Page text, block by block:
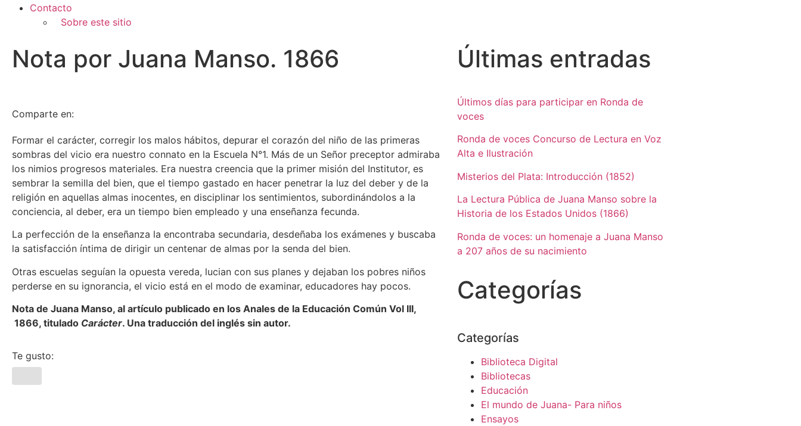
Contacto
Sobre este sitio
Nota por Juana Manso. 1866
Comparte en:
Formar el carácter, corregir los malos hábitos, depurar el corazón del niño de las primeras
sombras del vicio era nuestro connato en la Εscuela Ν°1. Μás de un Señor preceptor admiraba
los nimios progresos materiales. Εra nuestra creencia que la primer misión del Institutor, es
sembrar la semilla del bien, que el tiempo gastado en hacer penetrar la luz del deber y de la
religión en aquellas almas inocentes, en disciplinar los sentimientos, subordinándolos a la
conciencia, al deber, era un tiempo bien empleado y una enseñanza fecunda.
La perfección de la enseñanza la encontraba secundaria, desdeñaba los exámenes y buscaba
la satisfacción íntima de dirigir un centenar de almas por la senda del bien.
Οtras escuelas seguían la opuesta vereda, lucian con sus planes y dejaban los pobres niños
perderse en su ignorancia, el vicio está en el modo de examinar, educadores hay pocos.
Nota de Juana Manso, al artículo publicado en los Anales de la Educación Común Vol III,
1866, titulado Carácter. Una traducción del inglés sin autor.
Te gusto:
Últimas entradas
Últimos días para participar en Ronda de
voces
Ronda de voces Concurso de Lectura en Voz
Alta e Ilustración
Misterios del Plata: Introducción (1852)
La Lectura Pública de Juana Manso sobre la
Historia de los Estados Unidos (1866)
Ronda de voces: un homenaje a Juana Manso
a 207 años de su nacimiento
Categorías
Categorías
Biblioteca Digital
Bibliotecas
Educación
El mundo de Juana- Para niños
Ensayos